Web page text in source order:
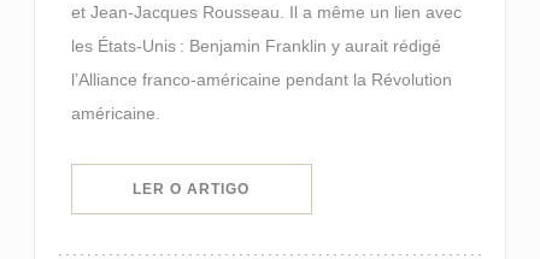
et Jean-Jacques Rousseau. Il a même un lien avec
les États-Unis : Benjamin Franklin y aurait rédigé
l’Alliance franco-américaine pendant la Révolution
américaine.
LER O ARTIGO